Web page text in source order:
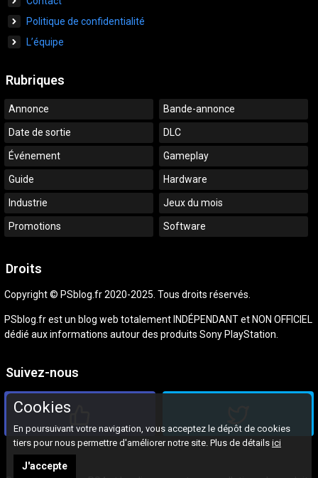
Politique de confidentialité
L’équipe
Rubriques
Annonce Bande-annonce
Date de sortie DLC
Événement Gameplay
Guide Hardware
Industrie Jeux du mois
Promotions Software
Droits
Copyright © PSblog.fr 2020-2025. Tous droits réservés.
PSblog.fr est un blog web totalement INDÉPENDANT et NON OFFICIEL
dédié aux informations autour des produits Sony PlayStation.
Suivez-nous
Cookies
En poursuivant votre navigation, vous acceptez le dépôt de cookies
tiers pour nous permettre d'améliorer notre site. Plus de détails ici
J'accepte